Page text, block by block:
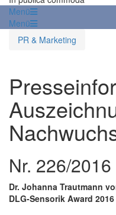
Menü
Menü
PR & Marketing
Nr. 226/
Dr. Johanna Trautmann
DLG-Sensorik Award 2016